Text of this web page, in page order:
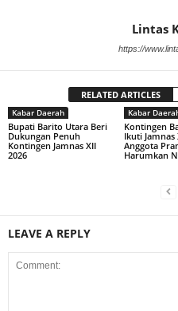
Lintas
https://
RELATED ARTICLES
Kabar Daerah
Bupati Barito Utara Beri
Dukungan Penuh
Kontingen Jamnas XII
2026
Kabar
Kontingen
Ikuti Jamnas
Anggota
Harumkan
LEAVE A REPLY